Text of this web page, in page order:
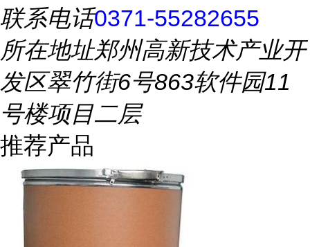
联系电话0371-55282655
所在地址郑州高新技术产业开
发区翠竹街6号863软件园11
号楼项目二层
推荐产品